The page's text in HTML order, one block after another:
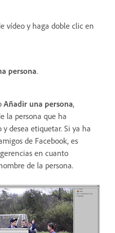
vídeo y haga doble clic en
persona.
Añadir una persona,
la persona que ha
desea etiquetar. Si ya ha
de Facebook, es
en cuanto
de la persona.